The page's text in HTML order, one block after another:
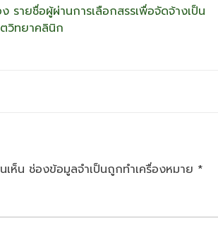
รายชื่อผู้ผ่านการเลือกสรรเพื่อจัดจ้างเป็น
วิทยาคลินิก
เห็น ช่องข้อมูลจำเป็นถูกทำเครื่องหมาย *